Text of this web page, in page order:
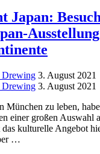
Japan:
Drewing 3. August 2021
Drewing 3. August 2021
München zu leben,
einer großen Auswahl
das kulturelle Angebot
…